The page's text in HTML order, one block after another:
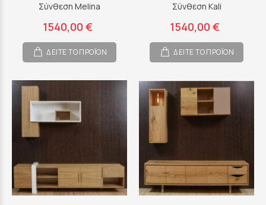
Σύνθεση Melina
1540,00 €
ΔΕΙΤΕ ΤΟ ΠΡΟΪΟΝ
Σύνθεση Kali
1540,00 €
ΔΕΙΤΕ ΤΟ ΠΡΟΪΟΝ